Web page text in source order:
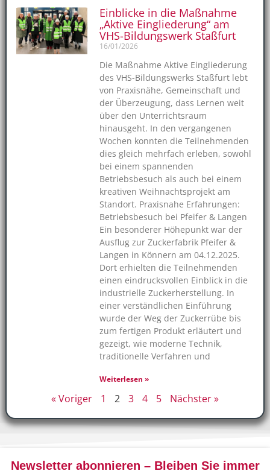
Einblicke in die Maßnahme
„Aktive Eingliederung“ am
VHS-Bildungswerk Staßfurt
16/01/2026
Die Maßnahme Aktive Eingliederung
des VHS-Bildungswerks Staßfurt lebt
von Praxisnähe, Gemeinschaft und
der Überzeugung, dass Lernen weit
über den Unterrichtsraum
hinausgeht. In den vergangenen
Wochen konnten die Teilnehmenden
dies gleich mehrfach erleben, sowohl
bei einem spannenden
Betriebsbesuch als auch bei einem
kreativen Weihnachtsprojekt am
Standort. Praxisnahe Erfahrungen:
Betriebsbesuch bei Pfeifer & Langen
Ein besonderer Höhepunkt war der
Ausflug zur Zuckerfabrik Pfeifer &
Langen in Könnern am 04.12.2025.
Dort erhielten die Teilnehmenden
einen eindrucksvollen Einblick in die
industrielle Zuckerherstellung. In
einer verständlichen Einführung
wurde der Weg der Zuckerrübe bis
zum fertigen Produkt erläutert und
gezeigt, wie moderne Technik,
traditionelle Verfahren und
Weiterlesen »
« Voriger 1 2 3 4 5 Nächster »
Newsletter abonnieren – Bleiben Sie immer